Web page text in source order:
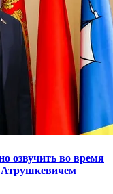
озвучить во время
Атрушкевичем